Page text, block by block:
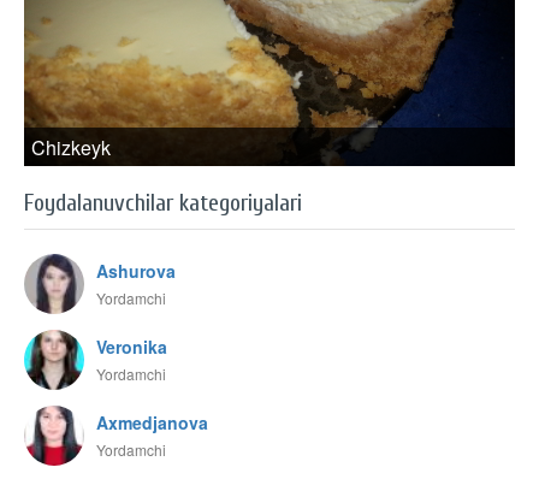
Chizkeyk
Foydalanuvchilar kategoriyalari
Ashurova
Yordamchi
Veronika
Yordamchi
Axmedjanova
Yordamchi